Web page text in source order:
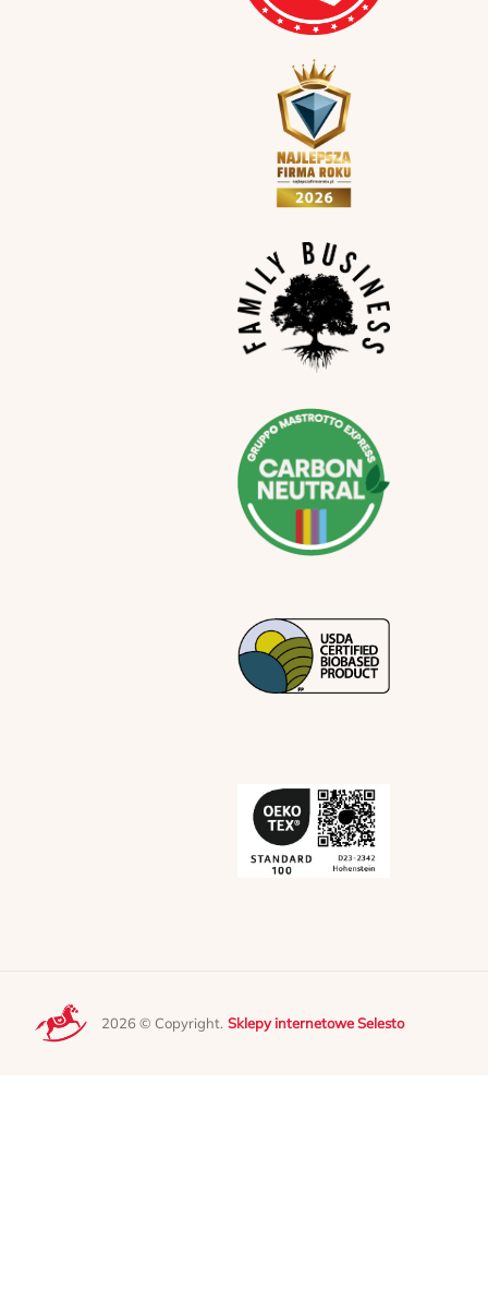
2026 © Copyright. Sklepy internetowe Selesto